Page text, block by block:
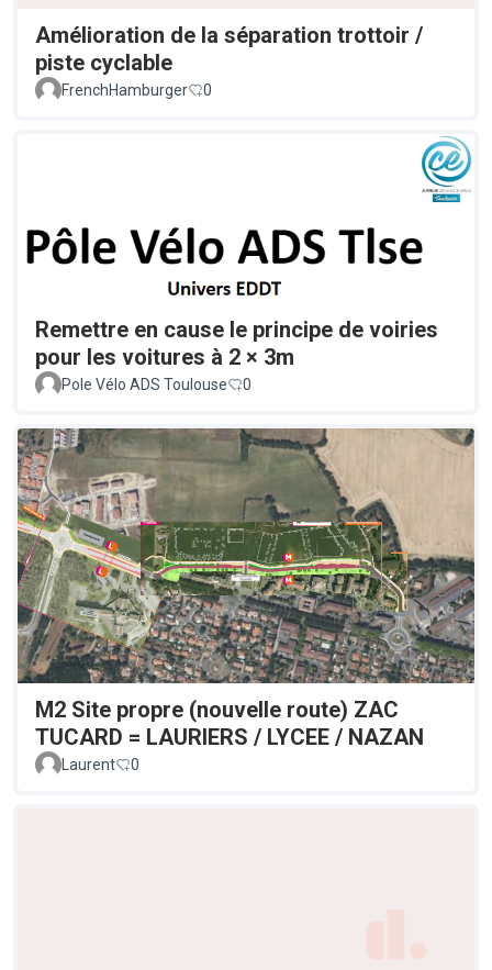
Amélioration de la séparation trottoir /
piste cyclable
FrenchHamburger 0
Remettre en cause le principe de voiries
pour les voitures à 2 × 3m
Pole Vélo ADS Toulouse 0
M2 Site propre (nouvelle route) ZAC
TUCARD = LAURIERS / LYCEE / NAZAN
Laurent 0